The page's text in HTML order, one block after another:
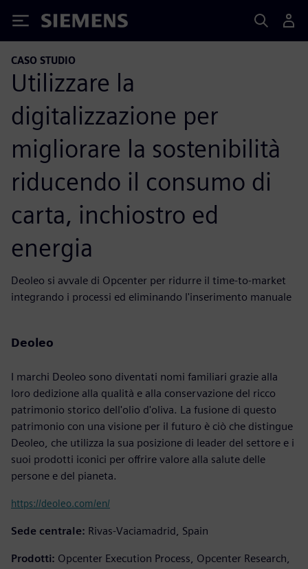
Siemens
CASO STUDIO
Utilizzare la
digitalizzazione per
migliorare la sostenibilità
riducendo il consumo di
carta, inchiostro ed
energia
Deoleo si avvale di Opcenter per ridurre il time-to-market
integrando i processi ed eliminando l'inserimento manuale
Deoleo
I marchi Deoleo sono diventati nomi familiari grazie alla
loro dedizione alla qualità e alla conservazione del ricco
patrimonio storico dell'olio d'oliva. La fusione di questo
patrimonio con una visione per il futuro è ciò che distingue
Deoleo, che utilizza la sua posizione di leader del settore e i
suoi prodotti iconici per offrire valore alla salute delle
persone e del pianeta.
https://deoleo.com/en/
Sede centrale: Rivas-Vaciamadrid, Spain
Prodotti: Opcenter Execution Process, Opcenter Research,